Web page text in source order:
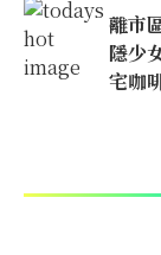
離市
隱少
宅咖